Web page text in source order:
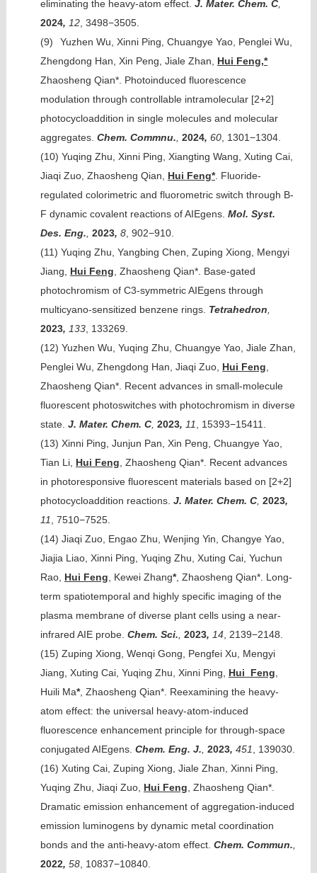
eliminating the heavy-atom effect. J. Mater. Chem. C,
2024, 12, 3498−3505.
(9)
Yuzhen Wu, Xinni Ping, Chuangye Yao, Penglei Wu,
Zhengdong Han, Xin Peng, Jiale Zhan, Hui Feng,*
Zhaosheng Qian*. Photoinduced fluorescence
modulation through controllable intramolecular [2+2]
photocycloaddition in single molecules and molecular
aggregates. Chem. Commnu. 2024, 60, 1301−1304.
(10) Yuqing Zhu, Xinni Ping, Xiangting Wang, Xuting Cai,
Jiaqi Zuo, Zhaosheng Qian, Hui Feng*. Fluoride-
regulated colorimetric and fluorometric switch through B-
F dynamic covalent reactions of AIEgens. Mol. Syst.
Des. Eng. 2023, 8, 902−910.
(11) Yuqing Zhu, Yangbing Chen, Zuping Xiong, Mengyi
Jiang, Hui Feng , Zhaosheng Qian*. Base-gated
photochromism of C3-symmetric AIEgens through
multicyano-sensitized benzene rings. Tetrahedron
2023, 133, 133269.
(12) Yuzhen Wu, Yuqing Zhu, Chuangye Yao, Jiale Zhan,
Penglei Wu, Zhengdong Han, Jiaqi Zuo, Hui Feng
Zhaosheng Qian*. Recent advances in small-molecule
fluorescent photoswitches with photochromism in diverse
state. J. Mater. Chem. C, 2023, 11
, 15393−15411.
(13) Xinni Ping, Junjun Pan, Xin Peng, Chuangye Yao,
Tian Li, Hui Feng , Zhaosheng Qian*. Recent advances
in photoresponsive fluorescent materials based on [2+2]
photocycloaddition reactions. J. Mater. Chem. C, 2023,
11
, 7510−7525.
(14) Jiaqi Zuo, Engao Zhu, Wenjing Yin, Changye Yao,
Jiajia Liao, Xinni Ping, Yuqing Zhu, Xuting Cai, Yuchun
Rao, Hui Feng , Kewei Zhang*, Zhaosheng Qian*. Long-
term spatiotemporal and highly specific imaging of the
plasma membrane of diverse plant cells using a near-
infrared AIE probe. Chem. Sci. 2023, 14, 2139−2148.
(15) Zuping Xiong, Wenqi Gong, Pengfei Xu, Mengyi
Jiang, Xuting Cai, Yuqing Zhu, Xinni Ping, Hui Feng
Huili Ma*, Zhaosheng Qian*. Reexamining the heavy-
atom effect: the universal heavy-atom-induced
fluorescence enhancement principle for through-space
conjugated AIEgens. Chem. Eng. J. 2023, 451
, 139030.
(16) Xuting Cai, Zuping Xiong, Jiale Zhan, Xinni Ping,
Yuqing Zhu, Jiaqi Zuo, Hui Feng , Zhaosheng Qian*.
Dramatic emission enhancement of aggregation-induced
emission luminogens by dynamic metal coordination
bonds and the anti-heavy-atom effect. Chem. Commun.
2022, 58, 10837−10840.